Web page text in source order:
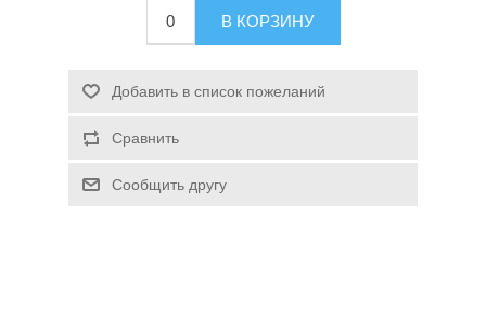
Туризм и Активный отдых
В КОРЗИНУ
Добавить в список пожеланий
Сравнить
Сообщить другу